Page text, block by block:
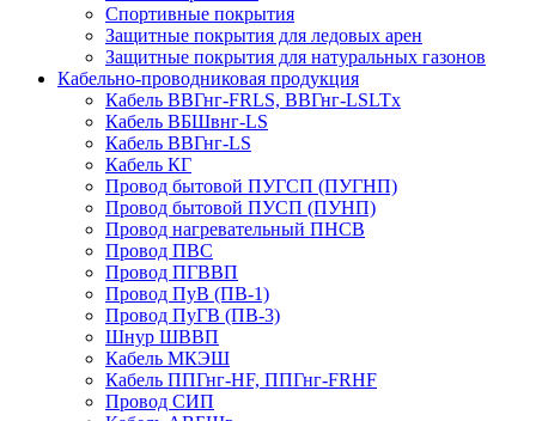
Спортивные покрытия
Защитные покрытия для ледовых арен
Защитные покрытия для натуральных газонов
Кабельно-проводниковая продукция
Кабель ВВГнг-FRLS, ВВГнг-LSLTx
Кабель ВБШвнг-LS
Кабель ВВГнг-LS
Кабель КГ
Провод бытовой ПУГСП (ПУГНП)
Провод бытовой ПУСП (ПУНП)
Провод нагревательный ПНСВ
Провод ПВС
Провод ПГВВП
Провод ПуВ (ПВ-1)
Провод ПуГВ (ПВ-3)
Шнур ШВВП
Кабель МКЭШ
Кабель ППГнг-HF, ППГнг-FRHF
Провод СИП